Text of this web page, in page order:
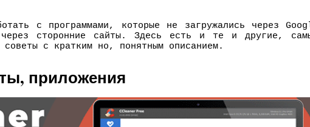
с программами, которые не загружались через
сторонние сайты. Здесь есть и те и другие,
советы с кратким но, понятным описанием.
приложения